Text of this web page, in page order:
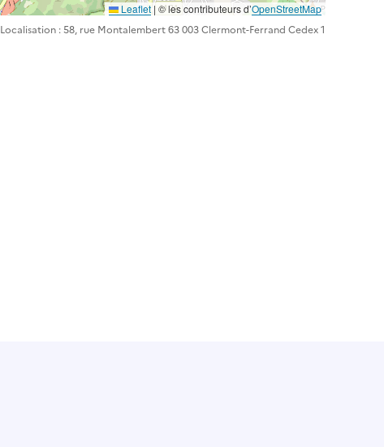
Leaflet| ©️️ les contributeurs d’OpenStreetMap
Localisation : 58, rue Montalembert 63 003 Clermont-Ferrand Cedex 1